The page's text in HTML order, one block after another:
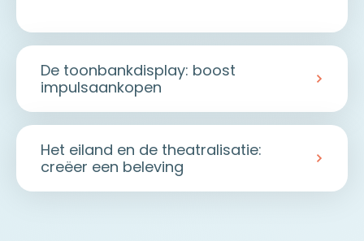
De toonbankdisplay: boost
impulsaankopen
De toonbank is een strategische zone om de
gemiddelde waarde van het winkelmandje
nog snel te boosten.
Het eiland en de theatralisatie:
creëer een beleving